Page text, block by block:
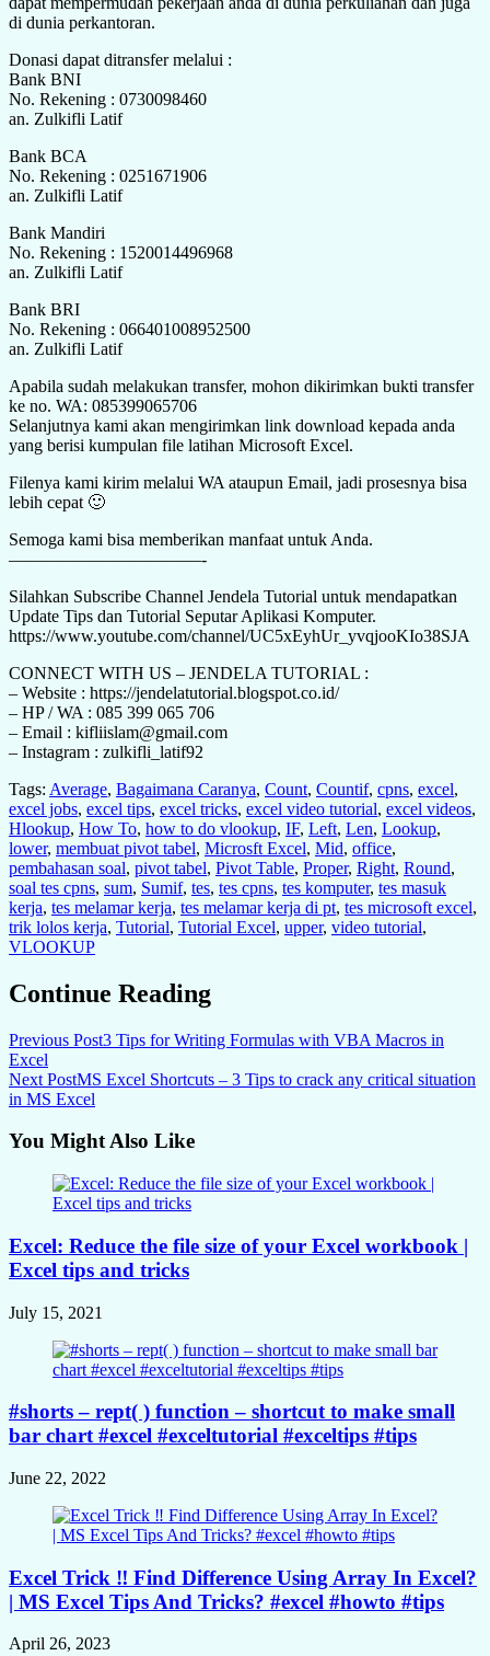
di dunia perkantoran.
Donasi dapat ditransfer melalui :
Bank BNI
No. Rekening : 0730098460
an. Zulkifli Latif
Bank BCA
No. Rekening : 0251671906
an. Zulkifli Latif
Bank Mandiri
No. Rekening : 1520014496968
an. Zulkifli Latif
Bank BRI
No. Rekening : 066401008952500
an. Zulkifli Latif
Apabila sudah melakukan transfer, mohon dikirimkan bukti transfer
ke no. WA: 085399065706
Selanjutnya kami akan mengirimkan link download kepada anda
yang berisi kumpulan file latihan Microsoft Excel.
Filenya kami kirim melalui WA ataupun Email, jadi prosesnya bisa
lebih cepat 🙂
Semoga kami bisa memberikan manfaat untuk Anda.
———————————-
Silahkan Subscribe Channel Jendela Tutorial untuk mendapatkan
Update Tips dan Tutorial Seputar Aplikasi Komputer.
https://www.youtube.com/channel/UC5xEyhUr_yvqjooKIo38SJA
CONNECT WITH US – JENDELA TUTORIAL :
– Website : https://jendelatutorial.blogspot.co.id/
– HP / WA : 085 399 065 706
– Email : kifliislam@gmail.com
– Instagram : zulkifli_latif92
Tags: Average, Bagaimana Caranya, Count, Countif, cpns, excel,
excel jobs, excel tips, excel tricks, excel video tutorial, excel videos,
Hlookup, How To, how to do vlookup, IF, Left, Len, Lookup,
lower, membuat pivot tabel, Microsft Excel, Mid, office,
pembahasan soal, pivot tabel, Pivot Table, Proper, Right, Round,
soal tes cpns, sum, Sumif, tes, tes cpns, tes komputer, tes masuk
kerja, tes melamar kerja, tes melamar kerja di pt, tes microsoft excel,
trik lolos kerja, Tutorial, Tutorial Excel, upper, video tutorial,
VLOOKUP
Continue Reading
Previous Post3 Tips for Writing Formulas with VBA Macros in
Excel
Next PostMS Excel Shortcuts – 3 Tips to crack any critical situation
in MS Excel
You Might Also Like
Excel: Reduce the file size of your Excel workbook |
Excel tips and tricks
July 15, 2021
#shorts – rept( ) function – shortcut to make small
bar chart #excel #exceltutorial #exceltips #tips
June 22, 2022
Excel Trick ‼️ Find Difference Using Array In Excel?
| MS Excel Tips And Tricks? #excel #howto #tips
April 26, 2023